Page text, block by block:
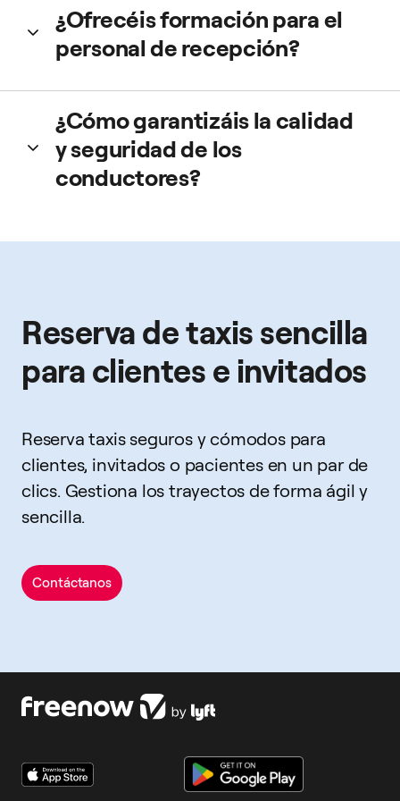
conductor, el vehículo, la hora estimada de llegada y el
estado del viaje.
¿Ofrecéis formación para el
personal de recepción?
una adopción sencilla desde el primer día.
¿Cómo garantizáis la calidad
y seguridad de los
conductores?
Reserva de taxis sencilla
para clientes e invitados
Reserva taxis seguros y cómodos para
clientes, invitados o pacientes en un par de
clics. Gestiona los trayectos de forma ágil y
sencilla.
Contáctanos